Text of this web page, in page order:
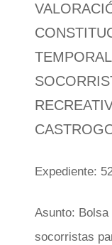
Expediente:
Asunto:
socorristas